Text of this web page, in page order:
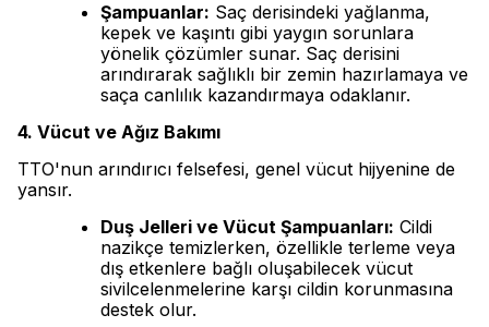
Şampuanlar: Saç derisindeki yağlanma,
kepek ve kaşıntı gibi yaygın sorunlara
yönelik çözümler sunar. Saç derisini
arındırarak sağlıklı bir zemin hazırlamaya ve
saça canlılık kazandırmaya odaklanır.
4. Vücut ve Ağız Bakımı
TTO'nun arındırıcı felsefesi, genel vücut hijyenine de
yansır.
Duş Jelleri ve Vücut Şampuanları: Cildi
nazikçe temizlerken, özellikle terleme veya
dış etkenlere bağlı oluşabilecek vücut
sivilcelenmelerine karşı cildin korunmasına
destek olur.